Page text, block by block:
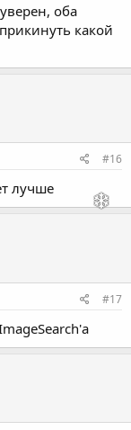
оба
какой
#16
лучше
#17